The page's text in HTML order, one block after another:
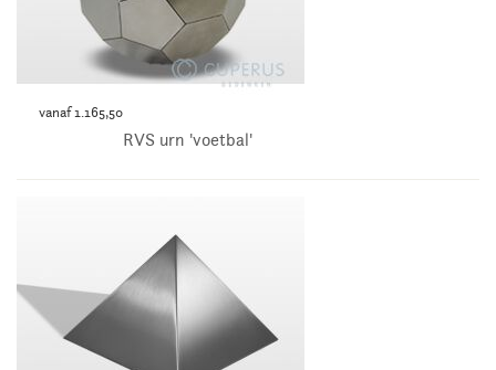
vanaf 1.165,50
RVS urn 'voetbal'